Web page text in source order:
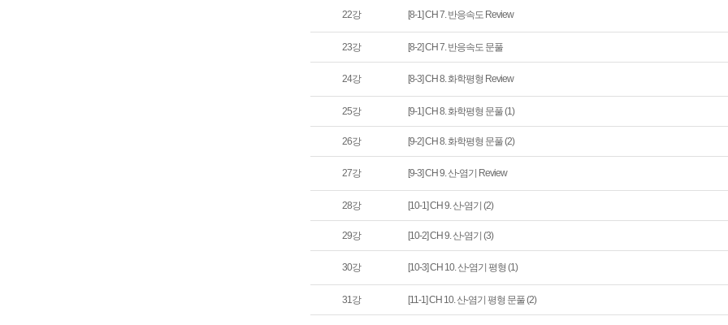
22강 [8-1] CH 7. 반응속도 Review
23강 [8-2] CH 7. 반응속도 문풀
24강 [8-3] CH 8. 화학평형 Review
25강 [9-1] CH 8. 화학평형 문풀 (1)
26강 [9-2] CH 8. 화학평형 문풀 (2)
27강 [9-3] CH 9. 산-염기 Review
28강 [10-1] CH 9. 산-염기 (2)
29강 [10-2] CH 9. 산-염기 (3)
30강 [10-3] CH 10. 산-염기 평형 (1)
31강 [11-1] CH 10. 산-염기 평형 문풀 (2)